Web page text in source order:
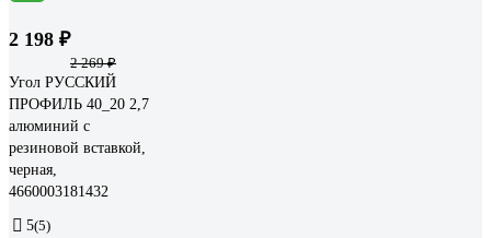
2 198 ₽
2 269 ₽
Угол РУССКИЙ
ПРОФИЛЬ 40_20 2,7
алюминий с
резиновой вставкой,
черная,
4660003181432
5(5)